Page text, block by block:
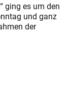
ging es um den
und ganz
der